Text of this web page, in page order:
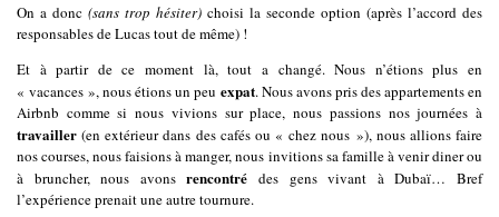
On a donc (sans trop hésiter) choisi la seconde option (après l’accord des
responsables de Lucas tout de même) !
Et à partir de ce moment là, tout a changé. Nous n’étions plus en
« vacances », nous étions un peu expat. Nous avons pris des appartements en
Airbnb comme si nous vivions sur place, nous passions nos journées à
travailler (en extérieur dans des cafés ou « chez nous »), nous allions faire
nos courses, nous faisions à manger, nous invitions sa famille à venir diner ou
à bruncher, nous avonsrencontré des gens vivant à Dubaï… Bref
l’expérience prenait une autre tournure.